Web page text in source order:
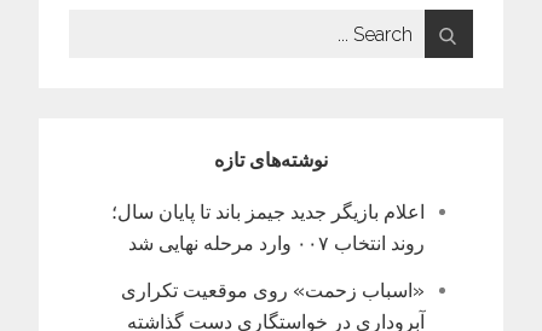
Search
for:
نوشته‌های تازه
اعلام بازیگر جدید جیمز باند تا پایان سال؛
روند انتخاب ۰۰۷ وارد مرحله نهایی شد
«اسباب زحمت» روی موقعیت تکراری
آبروداری در خواستگاری دست گذاشته